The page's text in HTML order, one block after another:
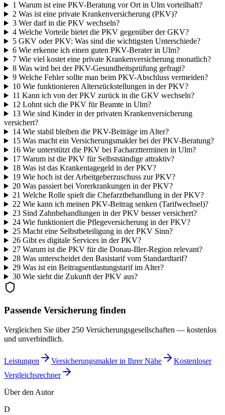
1 Warum ist eine PKV-Beratung vor Ort in Ulm vorteilhaft?
2 Was ist eine private Krankenversicherung (PKV)?
3Wer darf in die PKV wechseln?
4Welche Vorteile bietet die PKV gegenüber der GKV?
5GKV oder PKV: Was sind die wichtigsten Unterschiede?
6Wie erkenne ich einen guten PKV-Berater in Ulm?
7Wie viel kostet eine private Krankenversicherung monatlich?
8Was wird bei der PKV-Gesundheitsprüfung gefragt?
9Welche Fehler sollte man beim PKV-Abschluss vermeiden?
10Wie funktionieren Altersrückstellungen in der PKV?
11 Kann ich von der PKV zurück in die GKV wechseln?
12 Lohnt sich die PKV für Beamte in Ulm?
13Wie sind Kinder in der privaten Krankenversicherung
versichert?
14Wie stabil bleiben die PKV-Beiträge im Alter?
15Was macht ein Versicherungsmakler bei der PKV-Beratung?
16Wie unterstützt die PKV bei Facharztterminen in Ulm?
17Warum ist die PKV für Selbstständige attraktiv?
18Was ist das Krankentagegeld in der PKV?
19Wie hoch ist der Arbeitgeberzuschuss zur PKV?
20Was passiert bei Vorerkrankungen in der PKV?
21 Welche Rolle spielt die Chefarztbehandlung in der PKV?
22 Wie kann ich meinen PKV-Beitrag senken (Tarifwechsel)?
23Sind Zahnbehandlungen in der PKV besser versichert?
24Wie funktioniert die Pflegeversicherung in der PKV?
25Macht eine Selbstbeteiligung in der PKV Sinn?
26Gibt es digitale Services in der PKV?
27Warum ist die PKV für die Donau-Iller-Region relevant?
28Was unterscheidet den Basistarif vom Standardtarif?
29Was ist ein Beitragsentlastungstarif im Alter?
30Wie sieht die Zukunft der PKV aus?
Passende Versicherung finden
Vergleichen Sie über 250 Versicherungsgesellschaften — kostenlos
und unverbindlich.
Leistungen Versicherungsmakler in Ihrer Nähe
Kostenloser
Vergleichsrechner
Über den Autor
D